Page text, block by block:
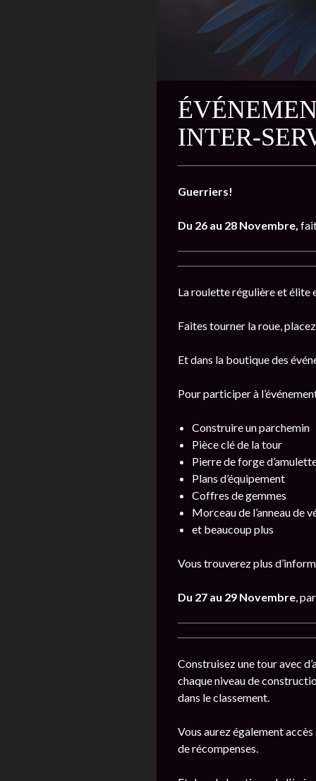
INTER-
Guerriers!
Du 26 au 28 Novembre,
La roulette régulière et élite
Faites tourner la roue,
Et dans la boutique des
Pour participer à
Construire un parchemin
Pièce clé de la tour
Pierre de forge
Plans d’équipement
Coffres de gemmes
Morceau de l’anneau de
et beaucoup plus
Vous trouverez plus
Du 27 au 29 Novembre ,
Construisez une tour avec
chaque niveau de
dans le classement.
Vous aurez également
de récompenses.